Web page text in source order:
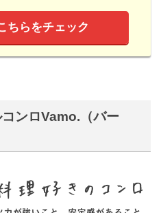
ちらをチェック
ンロVamo.（バー